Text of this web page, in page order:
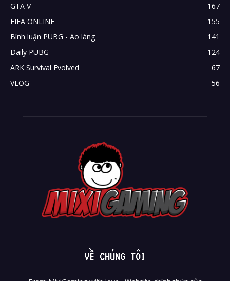
GTA V
167
FIFA ONLINE
155
Bình luận PUBG - Ao làng
141
Daily PUBG
124
ARK Survival Evolved
67
VLOG
56
VỀ CHÚNG TÔI